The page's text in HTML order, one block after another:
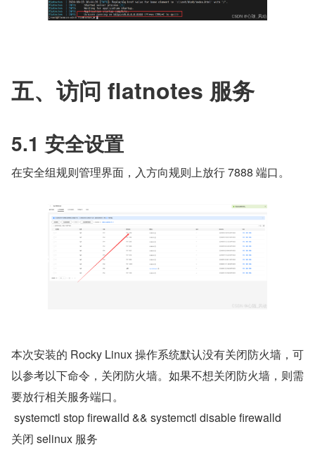
五、访问 flatnotes 服务
5.1 安全设置
在安全组规则管理界面，入方向规则上放行 7888 端口。
本次安装的 Rocky Linux 操作系统默认没有关闭防火墙，可
以参考以下命令，关闭防火墙。如果不想关闭防火墙，则需
要放行相关服务端口。
systemctl stop firewalld && systemctl disable firewalld
关闭 selinux 服务